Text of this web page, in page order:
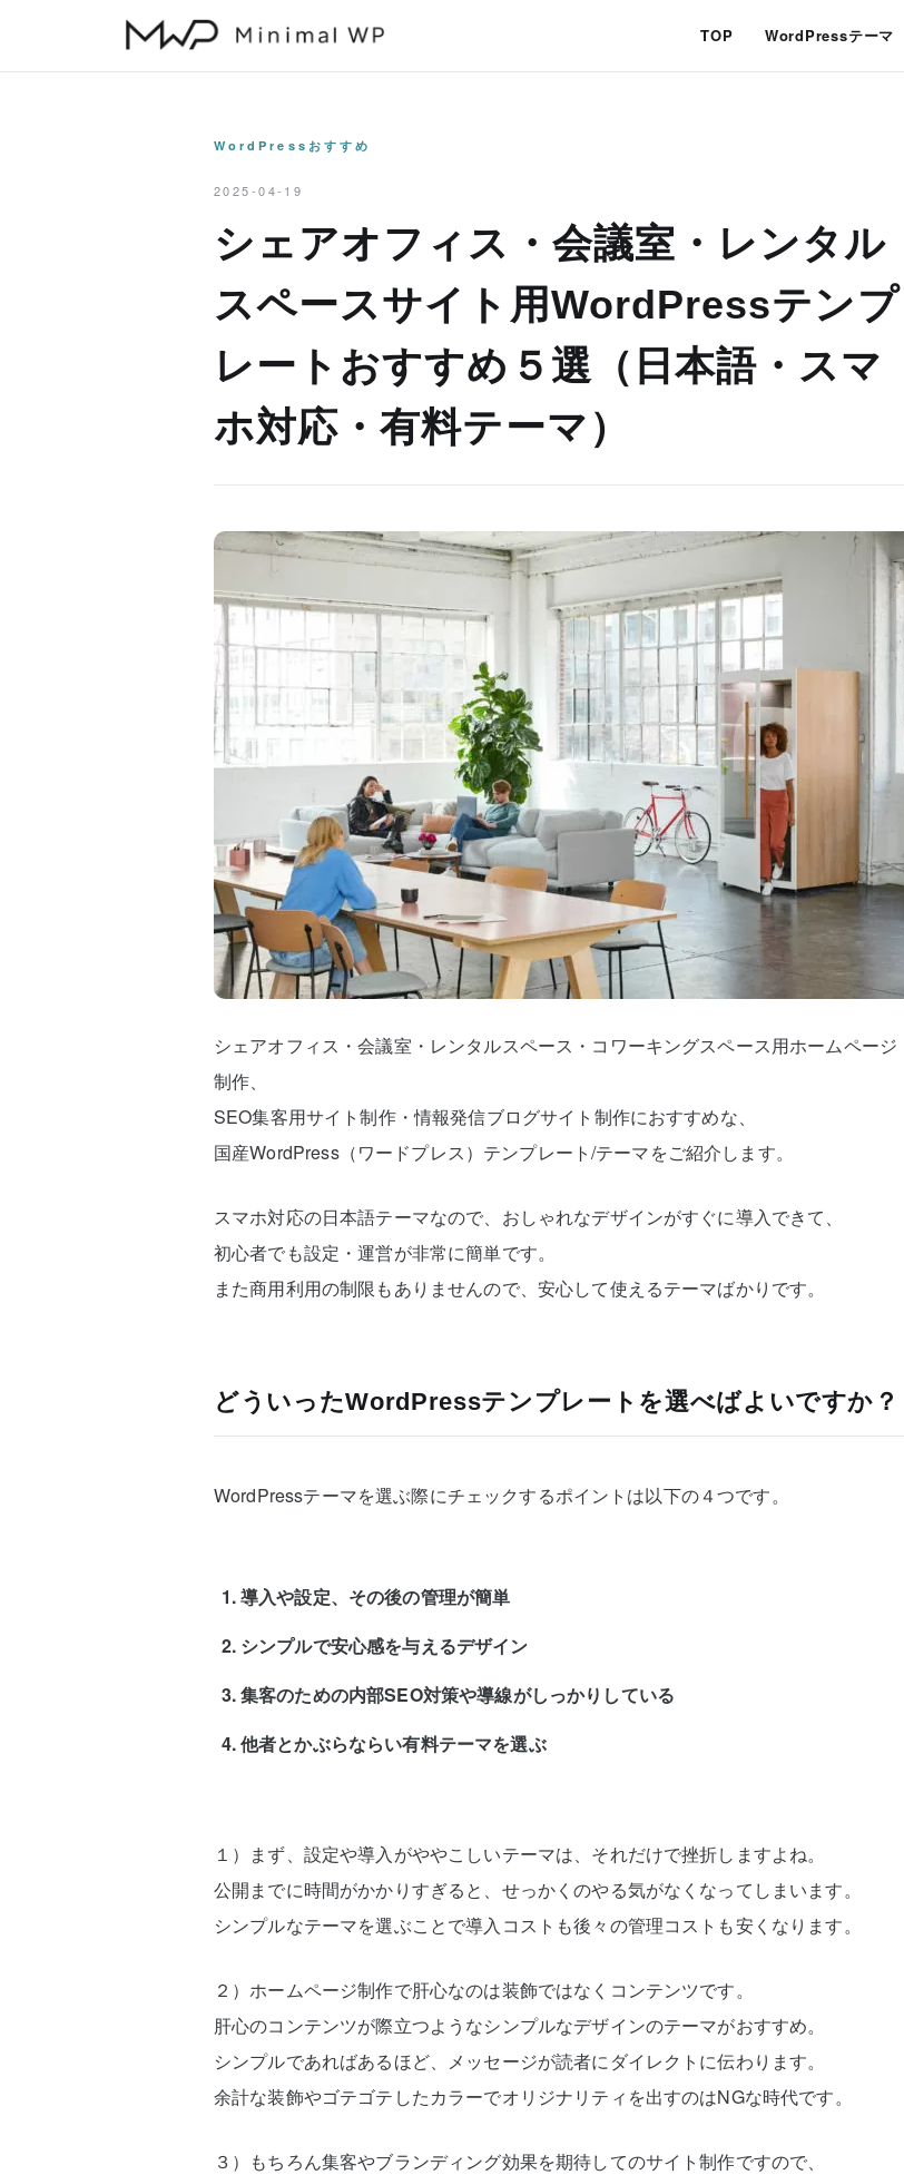
TOP WordPressテーマ
WordPressおすすめ
2025-04-19
シェアオフィス・会議室・レンタル
スペースサイト用WordPressテンプ
レートおすすめ５選（日本語・スマ
ホ対応・有料テーマ）
シェアオフィス・会議室・レンタルスペース・コワーキングスペース用ホームページ
制作、
SEO集客用サイト制作・情報発信ブログサイト制作におすすめな、
国産WordPress（ワードプレス）テンプレート/テーマをご紹介します。
スマホ対応の日本語テーマなので、おしゃれなデザインがすぐに導入できて、
初心者でも設定・運営が非常に簡単です。
また商用利用の制限もありませんので、安心して使えるテーマばかりです。
どういったWordPressテンプレートを選べばよいですか？
WordPressテーマを選ぶ際にチェックするポイントは以下の４つです。
導入や設定、その後の管理が簡単
シンプルで安心感を与えるデザイン
集客のための内部SEO対策や導線がしっかりしている
他者とかぶらならい有料テーマを選ぶ
１）まず、設定や導入がややこしいテーマは、それだけで挫折しますよね。
公開までに時間がかかりすぎると、せっかくのやる気がなくなってしまいます。
シンプルなテーマを選ぶことで導入コストも後々の管理コストも安くなります。
２）ホームページ制作で肝心なのは装飾ではなくコンテンツです。
肝心のコンテンツが際立つようなシンプルなデザインのテーマがおすすめ。
シンプルであればあるほど、メッセージが読者にダイレクトに伝わります。
余計な装飾やゴテゴテしたカラーでオリジナリティを出すのはNGな時代です。
３）もちろん集客やブランディング効果を期待してのサイト制作ですので、